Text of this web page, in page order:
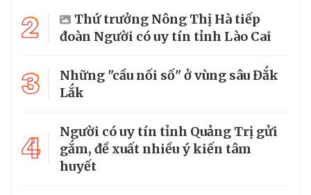
2
Thứ trưởng Nông Thị Hà tiếp
đoàn Người có uy tín tỉnh Lào Cai
3
Những "cầu nối số" ở vùng sâu Đắk
Lắk
4
Người có uy tín tỉnh Quảng Trị gửi
gắm, đề xuất nhiều ý kiến tâm
huyết